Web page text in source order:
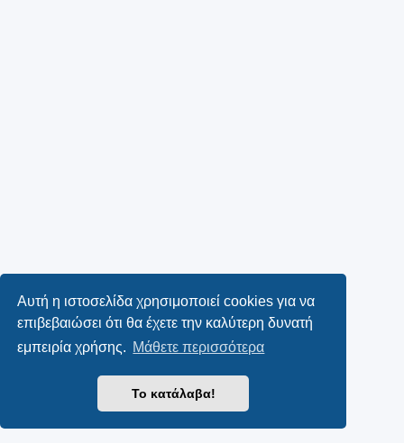
Αυτή η ιστοσελίδα χρησιμοποιεί cookies για να
επιβεβαιώσει ότι θα έχετε την καλύτερη δυνατή
εμπειρία χρήσης. Μάθετε περισσότερα
Το κατάλαβα!